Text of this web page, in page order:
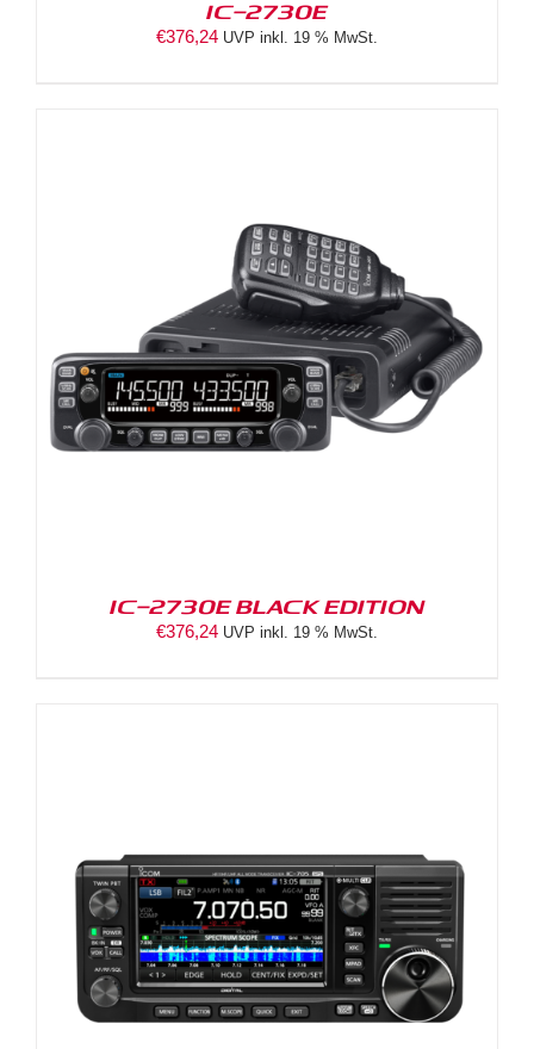
IC-2730E
€376,24 UVP inkl. 19 % MwSt.
IC-2730E BLACK EDITION
€376,24 UVP inkl. 19 % MwSt.